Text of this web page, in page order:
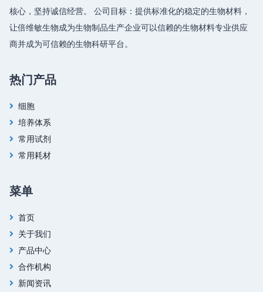
核心，坚持诚信经营。 公司目标：提供标准化的稳定的生物材料，
让倍维敏生物成为生物制品生产企业可以信赖的生物材料专业供应
商并成为可信赖的生物科研平台。
热门产品
细胞
培养体系
常用试剂
常用耗材
菜单
首页
关于我们
产品中心
合作机构
新闻资讯